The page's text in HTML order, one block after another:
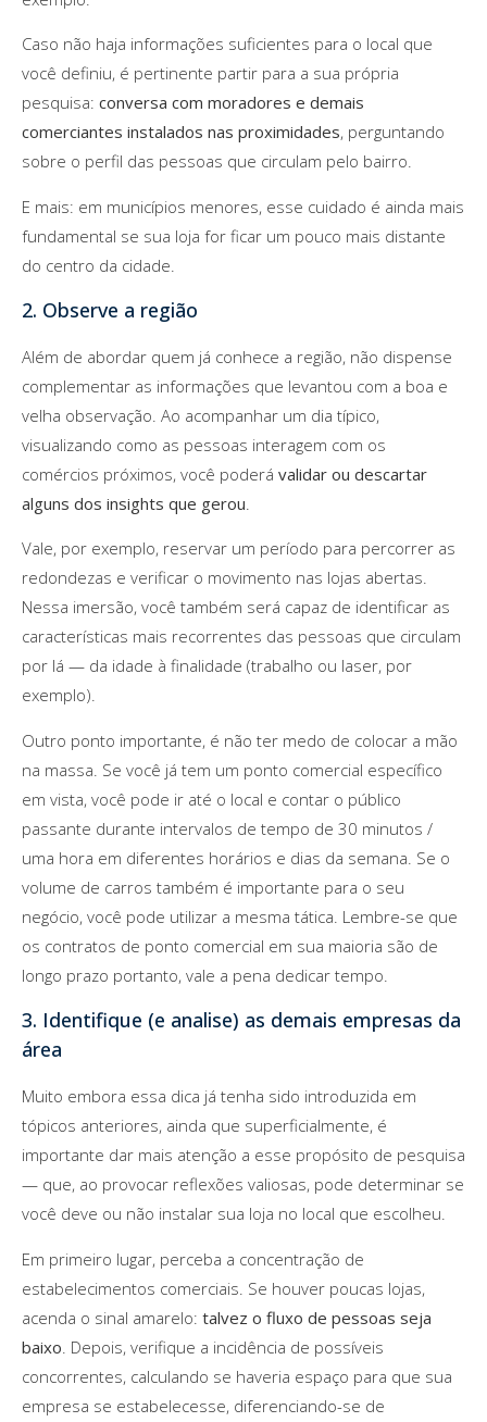
Caso não haja informações suficientes para o local que
você definiu, é pertinente partir para a sua própria
pesquisa: conversa com moradores e demais
comerciantes instalados nas proximidades, perguntando
sobre o perfil das pessoas que circulam pelo bairro.
E mais: em municípios menores, esse cuidado é ainda mais
fundamental se sua loja for ficar um pouco mais distante
do centro da cidade.
2. Observe a região
Além de abordar quem já conhece a região, não dispense
complementar as informações que levantou com a boa e
velha observação. Ao acompanhar um dia típico,
visualizando como as pessoas interagem com os
comércios próximos, você poderá validar ou descartar
alguns dos insights que gerou.
Vale, por exemplo, reservar um período para percorrer as
redondezas e verificar o movimento nas lojas abertas.
Nessa imersão, você também será capaz de identificar as
características mais recorrentes das pessoas que circulam
por lá — da idade à finalidade (trabalho ou laser, por
exemplo).
Outro ponto importante, é não ter medo de colocar a mão
na massa. Se você já tem um ponto comercial específico
em vista, você pode ir até o local e contar o público
passante durante intervalos de tempo de 30 minutos /
uma hora em diferentes horários e dias da semana. Se o
volume de carros também é importante para o seu
negócio, você pode utilizar a mesma tática. Lembre-se que
os contratos de ponto comercial em sua maioria são de
longo prazo portanto, vale a pena dedicar tempo.
3. Identifique (e analise) as demais empresas da
área
Muito embora essa dica já tenha sido introduzida em
tópicos anteriores, ainda que superficialmente, é
importante dar mais atenção a esse propósito de pesquisa
— que, ao provocar reflexões valiosas, pode determinar se
você deve ou não instalar sua loja no local que escolheu.
Em primeiro lugar, perceba a concentração de
estabelecimentos comerciais. Se houver poucas lojas,
acenda o sinal amarelo: talvez o fluxo de pessoas seja
baixo . Depois, verifique a incidência de possíveis
concorrentes, calculando se haveria espaço para que sua
empresa se estabelecesse, diferenciando-se de